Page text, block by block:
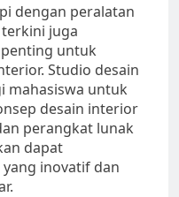
dengan peralatan
juga
untuk
Studio desain
mahasiswa untuk
desain interior
perangkat lunak
dapat
inovatif dan